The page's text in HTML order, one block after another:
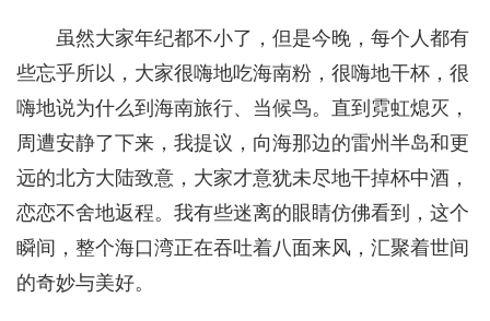
虽然大家年纪都不小了，但是今晚，每个人都有
些忘乎所以，大家很嗨地吃海南粉，很嗨地干杯，很
嗨地说为什么到海南旅行、当候鸟。直到霓虹熄灭，
周遭安静了下来，我提议，向海那边的雷州半岛和更
远的北方大陆致意，大家才意犹未尽地干掉杯中酒，
恋恋不舍地返程。我有些迷离的眼睛仿佛看到，这个
瞬间，整个海口湾正在吞吐着八面来风，汇聚着世间
的奇妙与美好。